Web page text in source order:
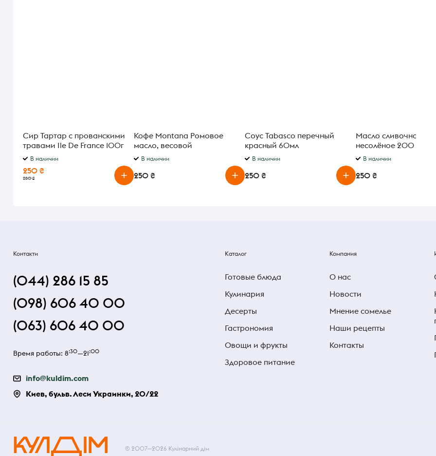
Сир Тартар с прованскими
травами Ile De France 100г
Франция
В наличии
250 ₴
280 ₴
Кофе Montana Ромовое
масло, весовой
В наличии
250 ₴
Соус Tabasco перечный
красный 60мл
В наличии
250 ₴
Масло сливочное
несолёное 200 г
В наличии
250 ₴
Контакти
(044) 286 15 85
(098) 606 40 00
(063) 606 40 00
Время работы: 8:30—21:00
info@kuldim.com
Киев, бульв. Леси Украинки, 20/22
Каталог
Готовые блюда
Кулинария
Десерты
Гастрономия
Овощи и фрукты
Здоровое питание
Компания
О нас
Новости
Мнение сомелье
Наши рецепты
Контакты
© 2007—2026 Кулінарний дім